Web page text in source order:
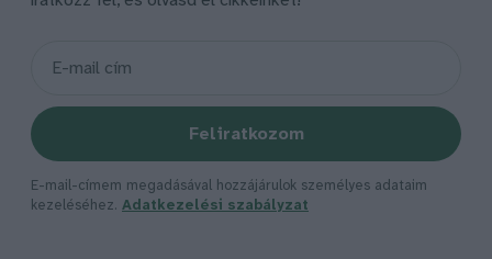
Feliratkozom
E-mail-címem megadásával hozzájárulok személyes adataim
kezeléséhez. Adatkezelési szabályzat